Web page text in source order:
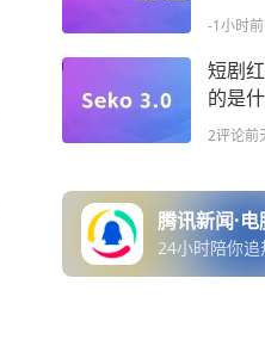
-1小时前
短剧
的是什
2评论前
腾讯新闻·
24小时陪你追